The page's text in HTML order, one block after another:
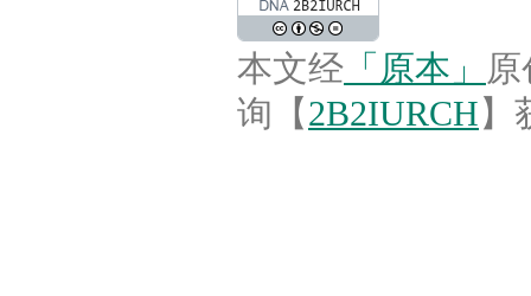
本文经 「原本」
询【2B2IURCH】